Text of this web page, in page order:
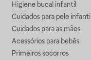
Higiene bucal infantil
Cuidados para pele infantil
Cuidados para as mães
Acessórios para bebês
Primeiros socorros